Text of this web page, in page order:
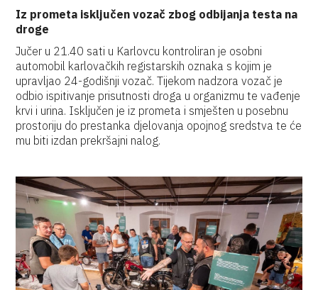
Iz prometa isključen vozač zbog odbijanja testa na
droge
Jučer u 21.40 sati u Karlovcu kontroliran je osobni
automobil karlovačkih registarskih oznaka s kojim je
upravljao 24-godišnji vozač. Tijekom nadzora vozač je
odbio ispitivanje prisutnosti droga u organizmu te vađenje
krvi i urina. Isključen je iz prometa i smješten u posebnu
prostoriju do prestanka djelovanja opojnog sredstva te će
mu biti izdan prekršajni nalog.